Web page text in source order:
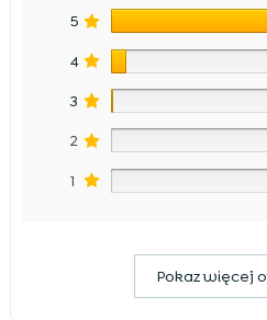
5
4
3
2
1
Pokaz więcej